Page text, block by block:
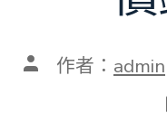
文 作者： admin